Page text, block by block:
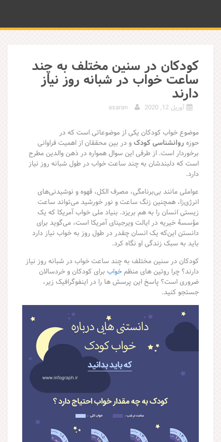
کودکان در سنین مختلف به چند
ساعت خواب در شبانه روز نیاز
دارند
آوریل 12, 2020 asaran
موضوع خواب کودکان یکی از موضوعاتی است که در
حوزهروانشناسی کودکو در بین محققان از اهمیت فراوانی
برخوردار است. از طرفی این سوال همواره در ذهن والدین مطرح
است که دلبندشان به چند ساعت خواب در طول شبانه روز نیاز
دارد.
عواملی مانند بی‌برنامگی، مصرف الکل، قهوه و نوشیدنی‌های
انرژی‌زا، همچنین زنگ ساعت و نور خورشید می‌تواند ساعت
زیستی انسان را به هم بریزد. بنیاد ملی خواب آمریکا که یک
مؤسسهٔ خیریه در ایالت ویرجینای آمریکا است، می‌گوید برای
دانستن این‌که یک انسان چقدر در طول روز به خواب نیاز دارد
باید به سبک زندگی او نگاه کرد.
کودکان در سنین مختلف به چند ساعت خواب در شبانه روز نیاز
دارند؟ چرا روتین های منظمخواب برای کودکان و خردسالان
ضروری است؟ پاسخ این پرسش ها را در اینفوگرافیک زیر،
جستجو کنید.